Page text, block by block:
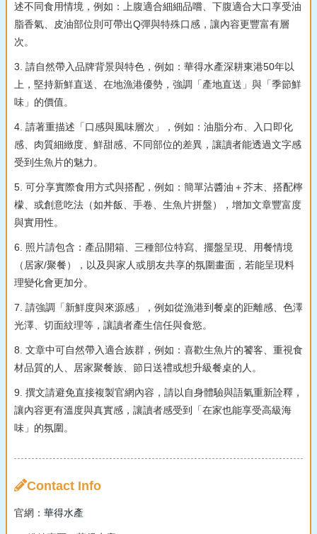
述不同食用情境，例如：上腹適合細細品嚐、下腹適合大口享受油
脂香氣、皮油部位則可帶出Q彈與特殊口感，讓內容更豐富有層
次。
3. 請自然帶入品牌背景與特色，例如：華得水產深耕東港50年以
上，堅持新鮮直送、在地漁港優勢，強調「產地直送」與「季節鮮
味」的價值。
4. 請著重描述「口感與風味層次」，例如：油脂分布、入口即化
感、肉質細緻度、鮮甜感、不同部位的差異，讓讀者能透過文字感
受到生魚片的魅力。
5. 可分享實際食用方式與搭配，例如：簡單沾醬油＋芥末、搭配檸
檬、或創意吃法（如丼飯、手卷、生魚片拼盤），增加文章豐富度
與實用性。
6. 照片請包含：產品開箱、三種部位特寫、擺盤呈現、用餐情境
（居家/聚餐），以及與家人或朋友共享的氛圍畫面，若能呈現料
理變化會更加分。
7. 請強調「新鮮度與來源感」，例如從漁港到餐桌的距離感、色澤
光澤、切面紋理等，讓讀者產生信任與食慾。
8. 文章中可自然帶入適合族群，例如：喜歡生魚片的饕客、重視食
材品質的人、居家聚餐族、節日送禮或想升級餐桌的人。
9. 撰文請避免直接複製官網內容，請以自身體驗與語氣重新詮釋，
讓內容更有溫度與真實感，讓讀者感受到「在家也能享受高級海
味」的氛圍。
Contact Info
官網： 華得水產